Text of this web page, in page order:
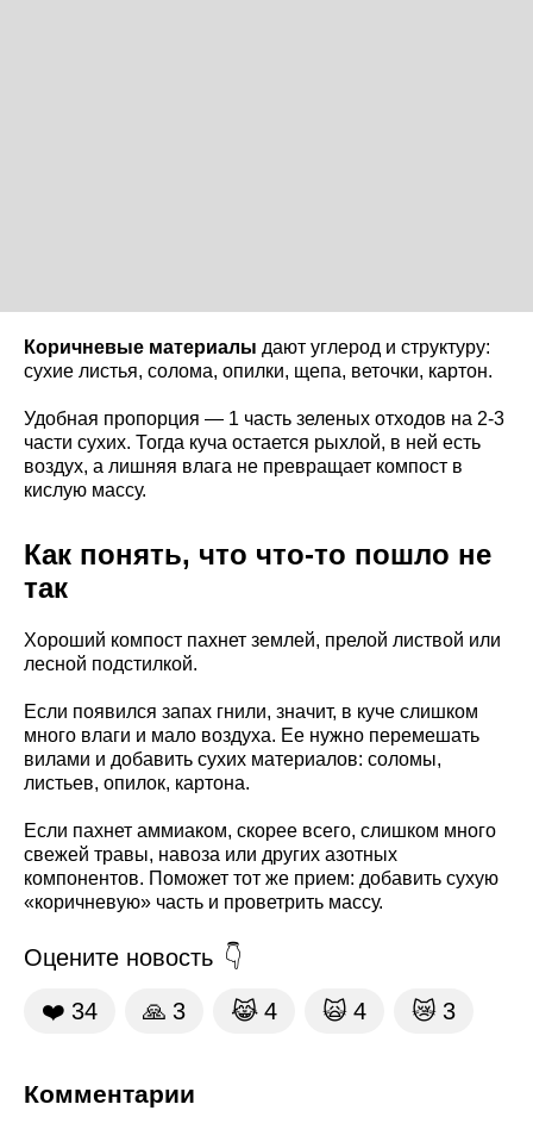
Коричневые материалы дают углерод и структуру:
сухие листья, солома, опилки, щепа, веточки, картон.
Удобная пропорция — 1 часть зеленых отходов на 2-3
части сухих. Тогда куча остается рыхлой, в ней есть
воздух, а лишняя влага не превращает компост в
кислую массу.
Как понять, что что-то пошло не
так
Хороший компост пахнет землей, прелой листвой или
лесной подстилкой.
Если появился запах гнили, значит, в куче слишком
много влаги и мало воздуха. Ее нужно перемешать
вилами и добавить сухих материалов: соломы,
листьев, опилок, картона.
Если пахнет аммиаком, скорее всего, слишком много
свежей травы, навоза или других азотных
компонентов. Поможет тот же прием: добавить сухую
«коричневую» часть и проветрить массу.
Оцените новость
❤️ 34 🙏 3 😹 4 🙀 4 😿 3
Комментарии